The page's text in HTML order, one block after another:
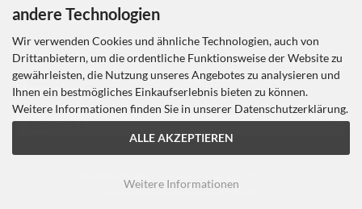
Hersteller
andere Technologien
Wir verwenden Cookies und ähnliche Technologien, auch von
Drittanbietern, um die ordentliche Funktionsweise der Website zu
gewährleisten, die Nutzung unseres Angebotes zu analysieren und
Ihnen ein bestmögliches Einkaufserlebnis bieten zu können.
Weitere Informationen finden Sie in unserer Datenschutzerklärung.
ALLE AKZEPTIEREN
Weitere Informationen